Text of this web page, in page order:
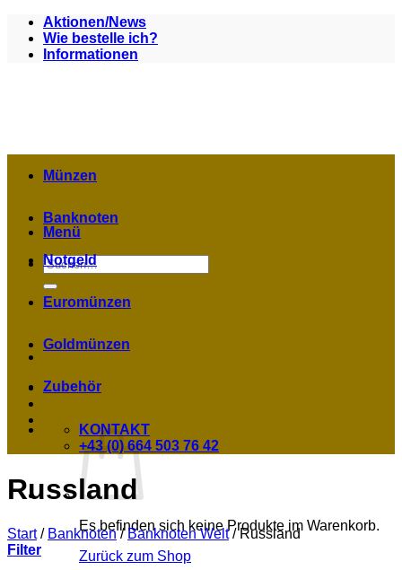
Zum
Inhalt
springen
Aktionen/News
Wie bestelle ich?
Informationen
Menü
Suchen
nach:
Es befinden sich keine Produkte im Warenkorb.
Zurück zum Shop
Münzen
Banknoten
Notgeld
Euromünzen
Goldmünzen
Zubehör
KONTAKT
+43 (0) 664 503 76 42
Russland
Start / Banknoten / Banknoten Welt /Russland
Filter